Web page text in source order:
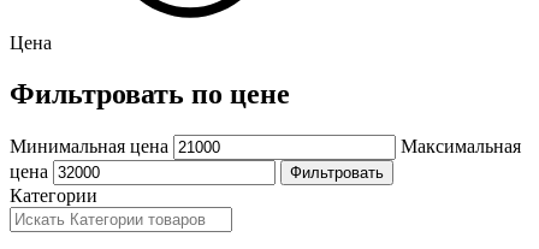
Цена
Фильтровать по цене
Минимальная цена
Максимальная
цена
Фильтровать
Категории